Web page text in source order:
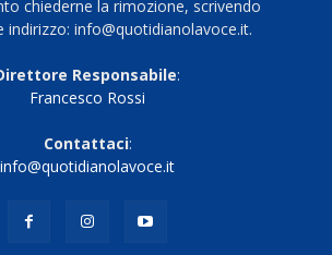
chiederne la rimozione, scrivendo
indirizzo: info@quotidianolavoce.it.
Responsabile:
Francesco Rossi
Contattaci:
info@quotidianolavoce.it